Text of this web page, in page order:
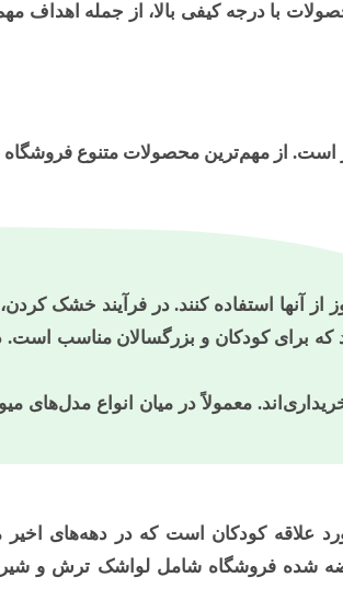
با درجه کیفی بالا، از جمله اهداف
است. از مهم‌ترین محصولات متنوع فروشگاه
آنها استفاده کنند. در فرآیند خشک
برای کودکان و بزرگسالان مناسب است.
معمولاً در میان انواع مدل‌های
علاقه کودکان است که در دهه‌های اخیر
شده فروشگاه شامل لواشک ترش و